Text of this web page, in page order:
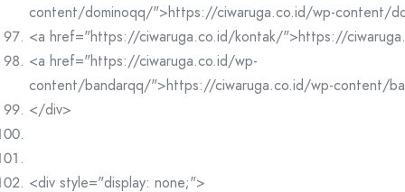
content/dominoqq/">https://ciwaruga.co.id/wp-content/
<a href="https://ciwaruga.co.id/kontak/">https://
<a href="https://ciwaruga.co.id/wp-
content/bandarqq/">https://ciwaruga.co.id/wp-content/
</div>
<div style="display: none;">